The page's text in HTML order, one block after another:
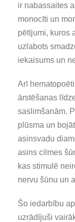
ir nabassaites
monocīti un
pētījumi, kuros
uzlabots
iekaisums un
Arī
ārstēšanas
saslimšanām.
plūsma un
asinsvadu
asins cilmes
kas stimulē
nervu šūnu un
Šo iedarbību
uzrādījuši